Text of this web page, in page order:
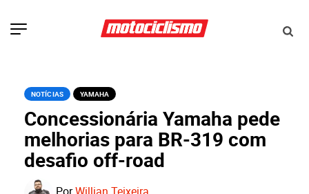
NOTÍCIAS YAMAHA
Concessionária Yamaha pede
melhorias para BR-319 com
desafio off-road